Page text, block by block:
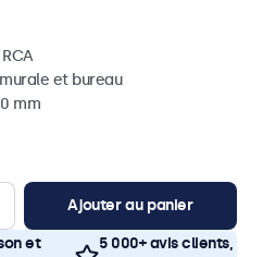
et bureau
mm
Ajouter au panier
et
5 000+ avis clients,